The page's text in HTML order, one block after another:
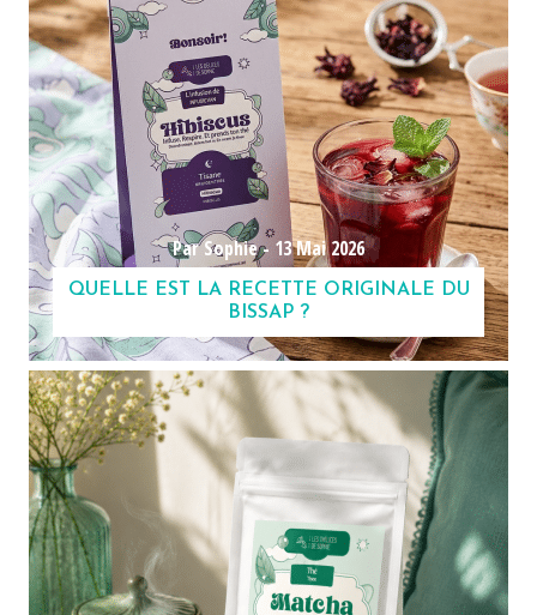
Par Sophie -13 Mai 2026
QUELLE EST LA RECETTE ORIGINALE DU
BISSAP ?